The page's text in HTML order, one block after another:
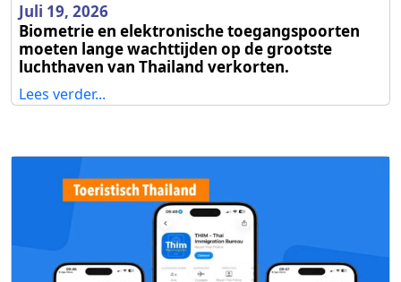
Juli 19, 2026
Biometrie en elektronische toegangspoorten
moeten lange wachttijden op de grootste
luchthaven van Thailand verkorten.
Lees verder...